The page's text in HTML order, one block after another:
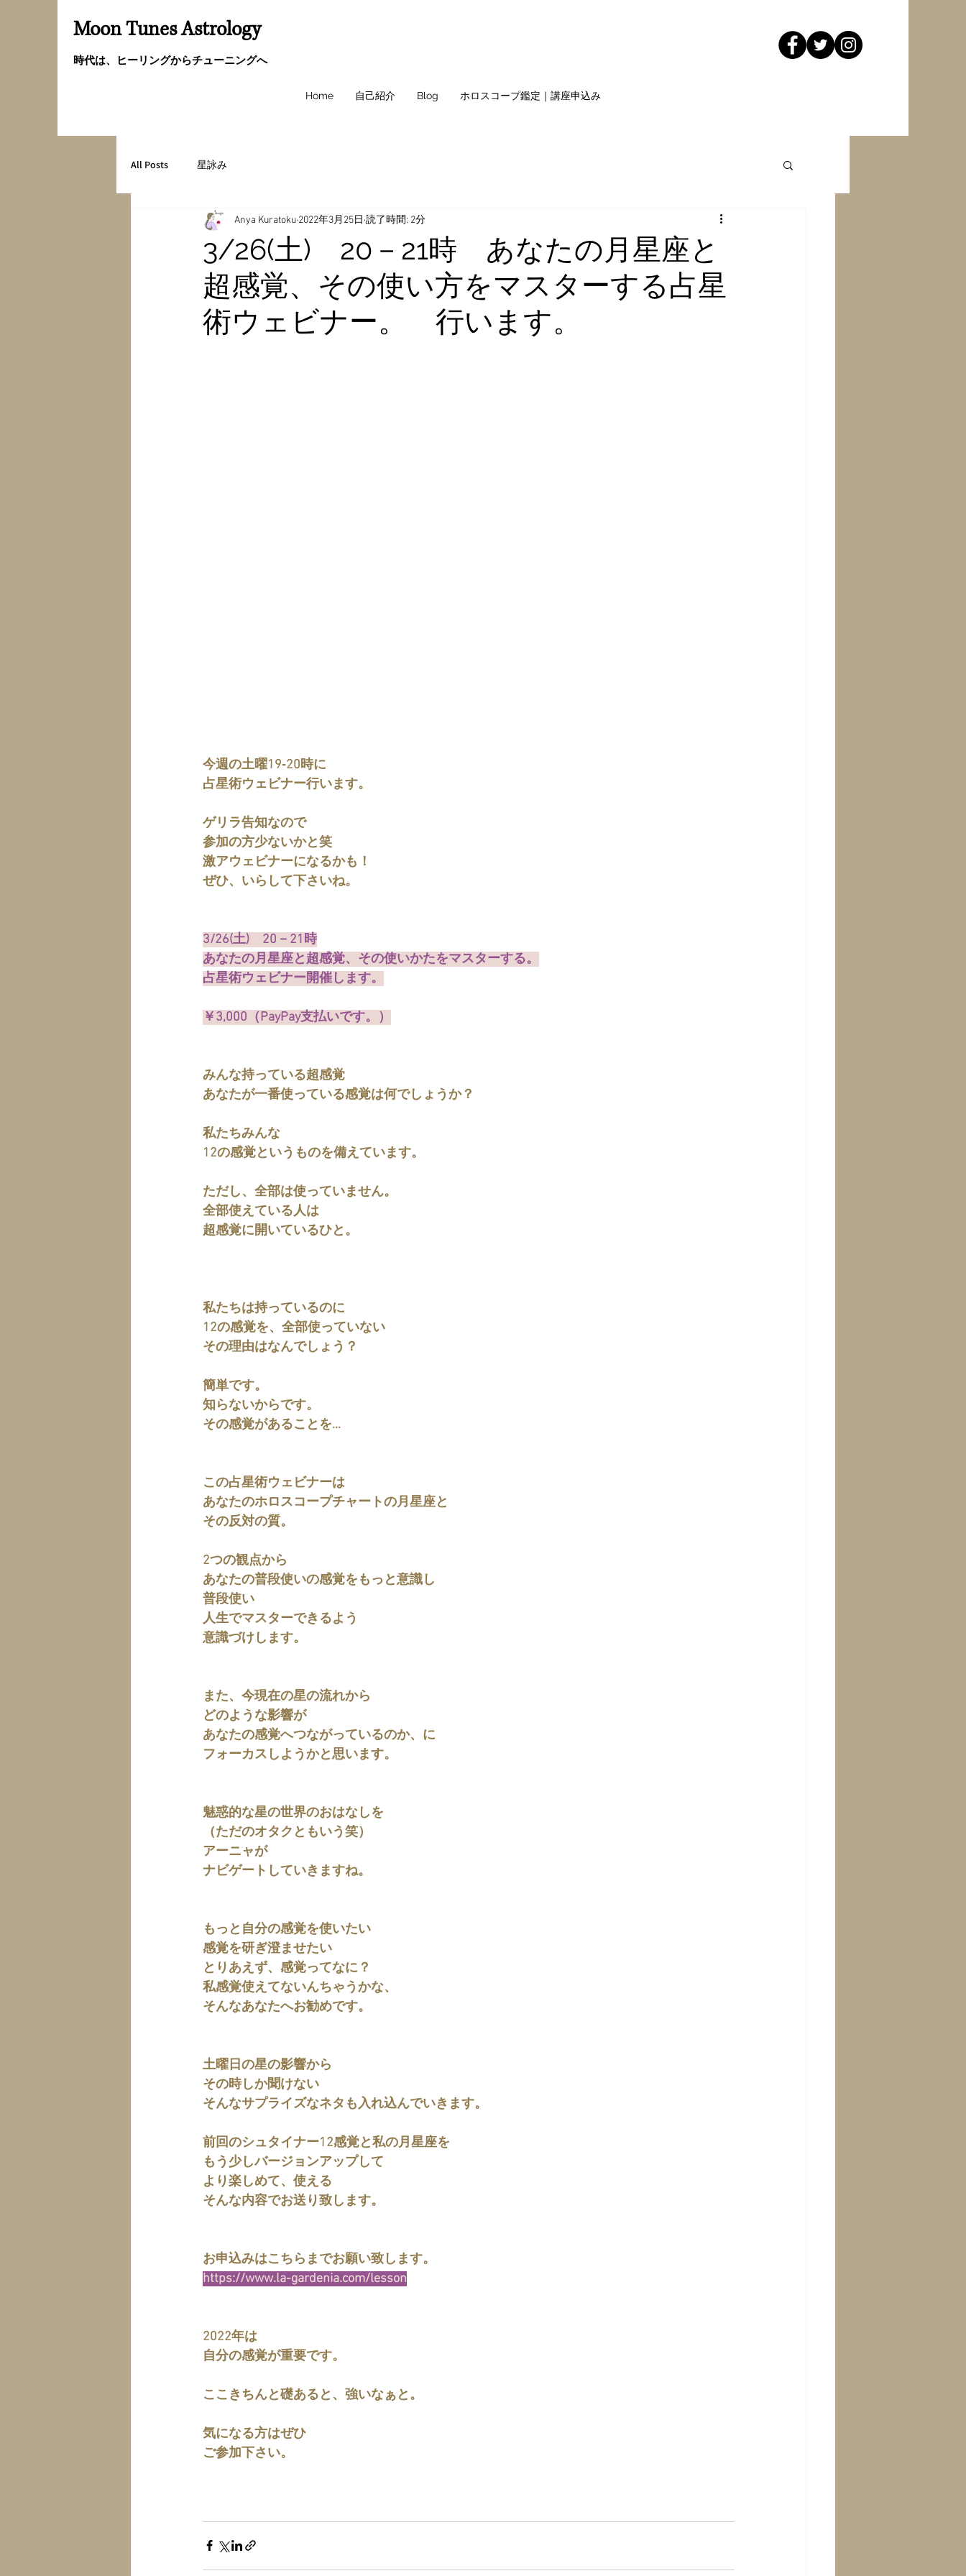
Moon Tunes Astrology
時代は、ヒーリングからチューニングへ
Home 自己紹介 Blog ホロスコープ鑑定｜講座申込み
All Posts 星詠み
3/26(土) 20－21時 あなたの月星座と
超感覚、その使い方をマスターする占星
術ウェビナー。 行います。
Anya Kuratoku 2022年3月25日 読了時間: 2分
今週の土曜19‐20時に
占星術ウェビナー行います。
ゲリラ告知なので
参加の方少ないかと笑
激アウェビナーになるかも！
ぜひ、いらして下さいね。
3/26(土)　20－21時
あなたの月星座と超感覚、その使いかたをマスターする。
占星術ウェビナー開催します。
￥3,000（PayPay支払いです。）
みんな持っている超感覚
あなたが一番使っている感覚は何でしょうか？
私たちみんな
12の感覚というものを備えています。
ただし、全部は使っていません。
全部使えている人は
超感覚に開いているひと。
私たちは持っているのに
12の感覚を、全部使っていない
その理由はなんでしょう？
簡単です。
知らないからです。
その感覚があることを…
この占星術ウェビナーは
あなたのホロスコープチャートの月星座と
その反対の質。
2つの観点から
あなたの普段使いの感覚をもっと意識し
普段使い
人生でマスターできるよう
意識づけします。
また、今現在の星の流れから
どのような影響が
あなたの感覚へつながっているのか、に
フォーカスしようかと思います。
魅惑的な星の世界のおはなしを
（ただのオタクともいう笑）
アーニャが
ナビゲートしていきますね。
もっと自分の感覚を使いたい
感覚を研ぎ澄ませたい
とりあえず、感覚ってなに？
私感覚使えてないんちゃうかな、
そんなあなたへお勧めです。
土曜日の星の影響から
その時しか聞けない
そんなサプライズなネタも入れ込んでいきます。
前回のシュタイナー12感覚と私の月星座を
もう少しバージョンアップして
より楽しめて、使える
そんな内容でお送り致します。
お申込みはこちらまでお願い致します。
https://www.la-gardenia.com/lesson
2022年は
自分の感覚が重要です。
ここきちんと礎あると、強いなぁと。
気になる方はぜひ
ご参加下さい。